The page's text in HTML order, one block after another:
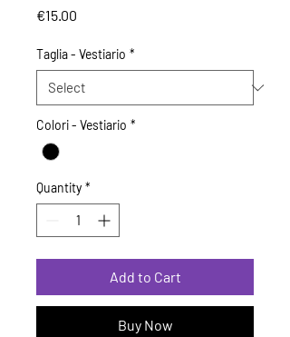
€15.00
Taglia - Vestiario *
Colori - Vestiario *
Quantity *
Add to Cart
Buy Now